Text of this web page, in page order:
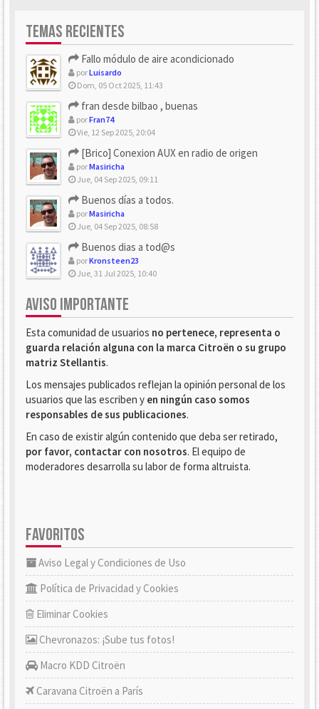
TEMAS RECIENTES
Fallo módulo de aire acondicionado
porLuisardo
Dom, 05 Oct 2025, 11:43
fran desde bilbao , buenas
porFran74
Vie, 12 Sep 2025, 20:04
[Brico] Conexion AUX en radio de origen
porMasiricha
Jue, 04 Sep 2025, 09:11
Buenos días a todos.
porMasiricha
Jue, 04 Sep 2025, 08:58
Buenos dias a tod@s
porKronsteen23
Jue, 31 Jul 2025, 10:40
AVISO IMPORTANTE
Esta comunidad de usuarios no pertenece, representa o
guarda relación alguna con la marca Citroën o su grupo
matriz Stellantis.
Los mensajes publicados reflejan la opinión personal de los
usuarios que las escriben y en ningún caso somos
responsables de sus publicaciones.
En caso de existir algún contenido que deba ser retirado,
por favor, contactar con nosotros. El equipo de
moderadores desarrolla su labor de forma altruista.
FAVORITOS
Aviso Legal y Condiciones de Uso
Política de Privacidad y Cookies
Eliminar Cookies
Chevronazos: ¡Sube tus fotos!
Macro KDD Citroën
Caravana Citroën a París